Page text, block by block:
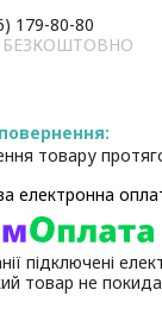
179-80-80
БЕЗКОШТОВНО
товару
підключені
товар не